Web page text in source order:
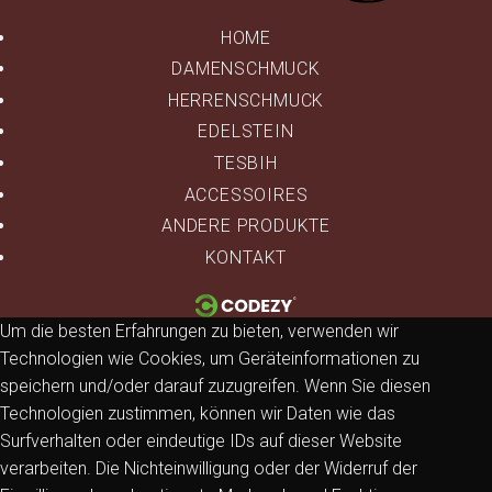
HOME
DAMENSCHMUCK
HERRENSCHMUCK
EDELSTEIN
TESBIH
ACCESSOIRES
ANDERE PRODUKTE
KONTAKT
Um die besten Erfahrungen zu bieten, verwenden wir
Technologien wie Cookies, um Geräteinformationen zu
speichern und/oder darauf zuzugreifen. Wenn Sie diesen
Technologien zustimmen, können wir Daten wie das
Surfverhalten oder eindeutige IDs auf dieser Website
verarbeiten. Die Nichteinwilligung oder der Widerruf der